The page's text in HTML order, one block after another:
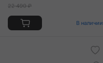
22 490 ₽
В наличии